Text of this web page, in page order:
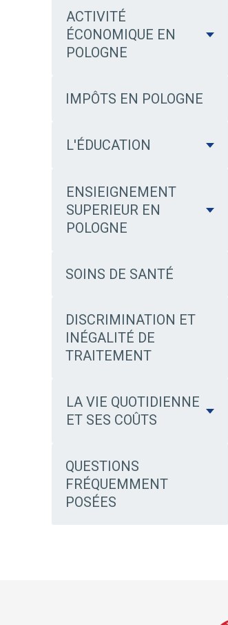
ACTIVITÉ
ÉCONOMIQUE EN
POLOGNE
IMPÔTS EN POLOGNE
L'ÉDUCATION
ENSIEIGNEMENT
SUPERIEUR EN
POLOGNE
SOINS DE SANTÉ
DISCRIMINATION ET
INÉGALITÉ DE
TRAITEMENT
LA VIE QUOTIDIENNE
ET SES COÛTS
QUESTIONS
FRÉQUEMMENT
POSÉES